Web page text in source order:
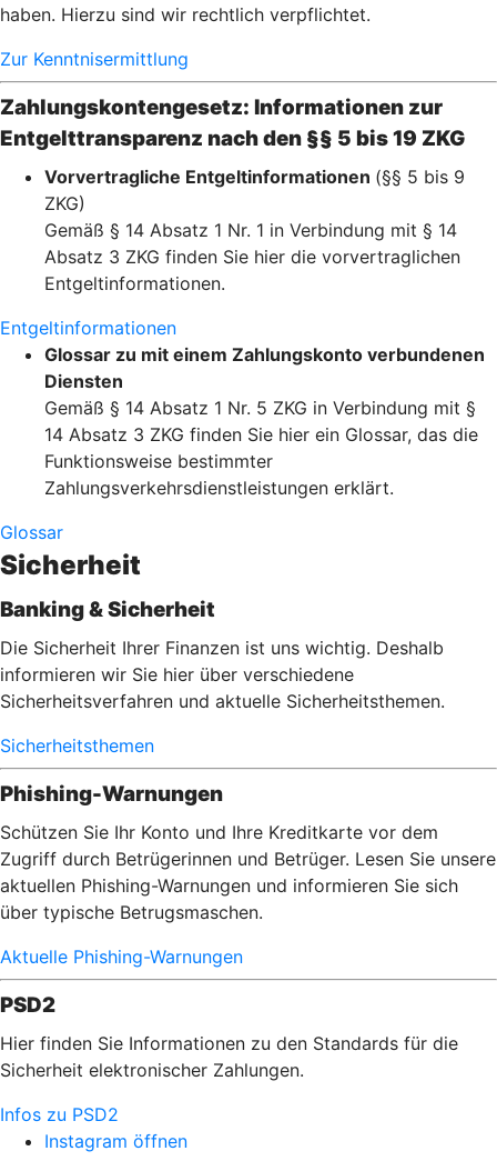
haben. Hierzu sind wir rechtlich verpflichtet.
Zur Kenntnisermittlung
Zahlungskontengesetz: Informationen zur
Entgelttransparenz nach den §§ 5 bis 19 ZKG
Vorvertragliche Entgeltinformationen (§§ 5 bis 9
ZKG)
Gemäß § 14 Absatz 1 Nr. 1 in Verbindung mit § 14
Absatz 3 ZKG finden Sie hier die vorvertraglichen
Entgeltinformationen.
Entgeltinformationen
Glossar zu mit einem Zahlungskonto verbundenen
Diensten
Gemäß § 14 Absatz 1 Nr. 5 ZKG in Verbindung mit §
14 Absatz 3 ZKG finden Sie hier ein Glossar, das die
Funktionsweise bestimmter
Zahlungsverkehrsdienstleistungen erklärt.
Glossar
Sicherheit
Banking & Sicherheit
Die Sicherheit Ihrer Finanzen ist uns wichtig. Deshalb
informieren wir Sie hier über verschiedene
Sicherheitsverfahren und aktuelle Sicherheitsthemen.
Sicherheitsthemen
Phishing-Warnungen
Schützen Sie Ihr Konto und Ihre Kreditkarte vor dem
Zugriff durch Betrügerinnen und Betrüger. Lesen Sie unsere
aktuellen Phishing-Warnungen und informieren Sie sich
über typische Betrugsmaschen.
Aktuelle Phishing-Warnungen
PSD2
Hier finden Sie Informationen zu den Standards für die
Sicherheit elektronischer Zahlungen.
Infos zu PSD2
Instagram öffnen